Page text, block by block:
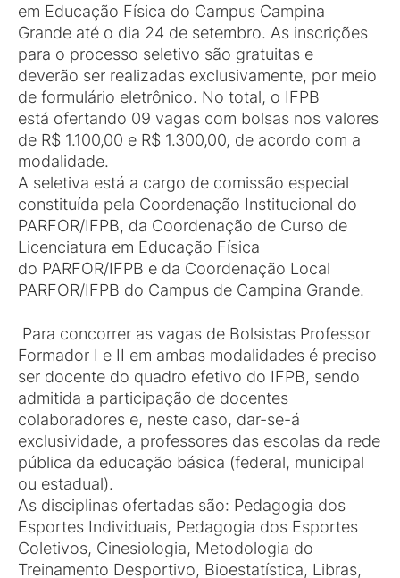
em Educação Física do Campus Campina
Grande até o dia 24 de setembro. As inscrições
para o processo seletivo são gratuitas e
deverão ser realizadas exclusivamente, por meio
de formulário eletrônico. No total, o IFPB
está ofertando 09 vagas com bolsas nos valores
de R$ 1.100,00 e R$ 1.300,00, de acordo com a
modalidade.
A seletiva está a cargo de comissão especial
constituída pela Coordenação Institucional do
PARFOR/IFPB, da Coordenação de Curso de
Licenciatura em Educação Física
do PARFOR/IFPB e da Coordenação Local
PARFOR/IFPB do Campus de Campina Grande.
Para concorrer as vagas de Bolsistas Professor
Formador I e II em ambas modalidades é preciso
ser docente do quadro efetivo do IFPB, sendo
admitida a participação de docentes
colaboradores e, neste caso, dar-se-á
exclusividade, a professores das escolas da rede
pública da educação básica (federal, municipal
ou estadual).
As disciplinas ofertadas são: Pedagogia dos
Esportes Individuais, Pedagogia dos Esportes
Coletivos, Cinesiologia, Metodologia do
Treinamento Desportivo, Bioestatística, Libras,